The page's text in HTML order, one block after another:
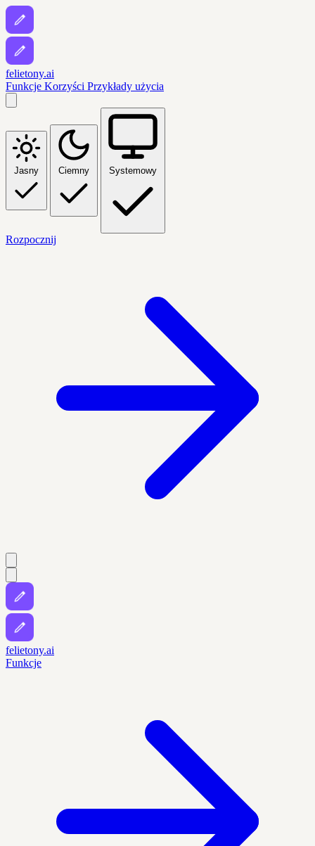
felietony.ai
Funkcje Korzyści Przykłady użycia
Jasny Ciemny Systemowy
Rozpocznij
felietony.ai
Funkcje